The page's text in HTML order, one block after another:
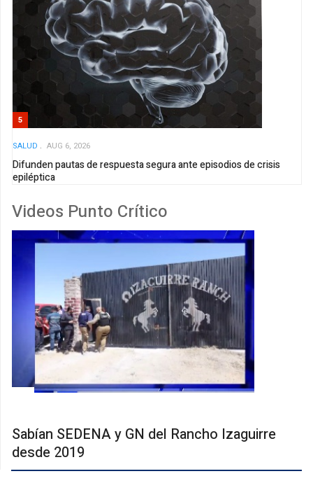
5
SALUD AUG 6, 2026
Difunden pautas de respuesta segura ante episodios de crisis
epiléptica
Videos Punto Crítico
Sabían SEDENA y GN del Rancho Izaguirre
desde 2019